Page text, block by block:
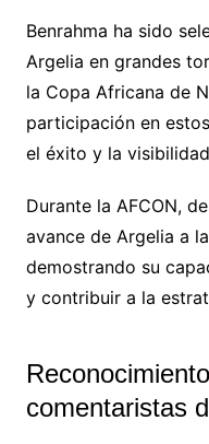
Benrahma ha sido
Argelia en grandes
la Copa Africana de
participación en
el éxito y la
Durante la AFCON,
avance de Argelia a
demostrando su
y contribuir a la
comentaristas